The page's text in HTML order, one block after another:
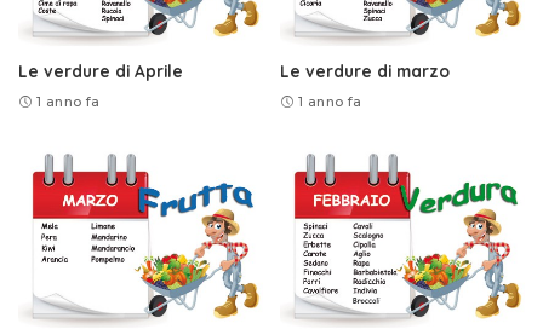
Le verdure di Aprile
1 anno fa
Le verdure di marzo
1 anno fa